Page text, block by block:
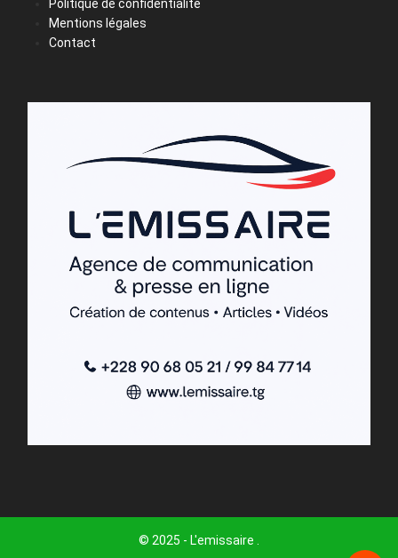
Politique de confidentialité
Mentions légales
Contact
© 2025 - L'emissaire .